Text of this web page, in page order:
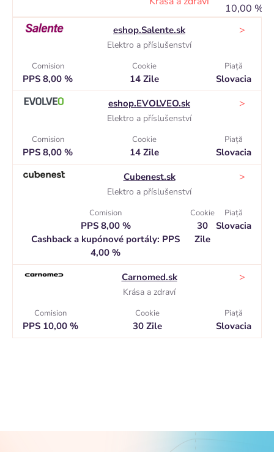
10,00 %
eshop.Salente.sk
Elektro a příslušenství
>
Comision
PPS 8,00 %
Cookie
14 Zile
Piaţă
Slovacia
eshop.EVOLVEO.sk
Elektro a příslušenství
>
Comision
PPS 8,00 %
Cookie
14 Zile
Piaţă
Slovacia
Cubenest.sk
Elektro a příslušenství
>
Comision
PPS 8,00 %
Cashback a kupónové portály: PPS
4,00 %
Cookie
30
Zile
Piaţă
Slovacia
Carnomed.sk
Krása a zdraví
>
Comision
PPS 10,00 %
Cookie
30 Zile
Piaţă
Slovacia